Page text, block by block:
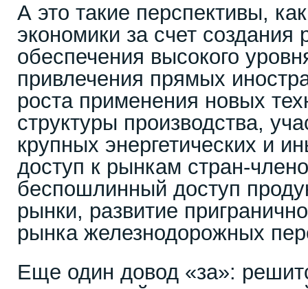
А это такие перспективы,
экономики за счет создания
обеспечения высокого
привлечения прямых
роста применения новых
структуры производства,
крупных энергетических и
доступ к рынкам стран-
беспошлинный доступ
рынки, развитие
рынка железнодорожных
Еще один довод «за»: